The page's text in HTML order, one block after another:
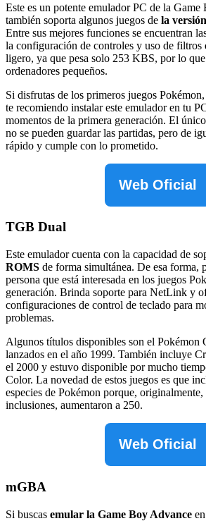
Este es un potente emulador PC de la
también soporta algunos juegos de la
Entre sus mejores funciones se encuentran
la configuración de controles y uso de filtros
ligero, ya que pesa solo 253 KBS, por lo que
ordenadores pequeños.
Si disfrutas de los primeros juegos
te recomiendo instalar este emulador en tu
momentos de la primera generación. El
no se pueden guardar las partidas, pero de
rápido y cumple con lo prometido.
Web Oficial
TGB Dual
Este emulador cuenta con la capacidad de
ROMS de forma simultánea. De esa forma,
persona que está interesada en los juegos
generación. Brinda soporte para NetLink y
configuraciones de control de teclado para
problemas.
Algunos títulos disponibles son el Pokémon
lanzados en el año 1999. También incluye
el 2000 y estuvo disponible por mucho
Color. La novedad de estos juegos es que
especies de Pokémon porque, originalmente,
inclusiones, aumentaron a 250.
Web Oficial
mGBA
Si buscas emular la Game Boy Advance